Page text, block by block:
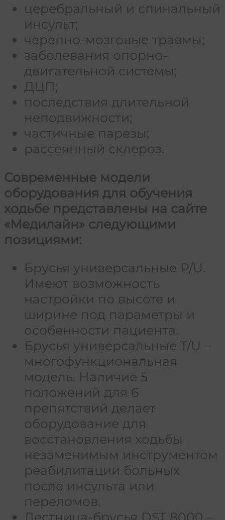
церебральный и спинальный
инсульт;
черепно-мозговые травмы;
заболевания опорно-
двигательной системы;
ДЦП;
последствия длительной
неподвижности;
частичные парезы;
рассеянный склероз.
Современные модели
оборудования для обучения
ходьбе представлены на сайте
«Медилайн» следующими
позициями:
Брусья универсальные P/U.
Имеют возможность
настройки по высоте и
ширине под параметры и
особенности пациента.
Брусья универсальные T/U –
многофункциональная
модель. Наличие 5
положений для 6
препятствий делает
оборудование для
восстановления ходьбы
незаменимым инструментом
реабилитации больных
после инсульта или
переломов.
Лестница-брусья DST 8000 –